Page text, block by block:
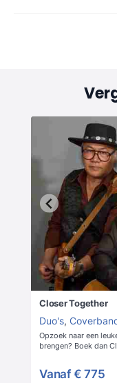
Closer Together
Duo's,
Opzoek naar een
brengen? Boek dan
Vanaf € 775